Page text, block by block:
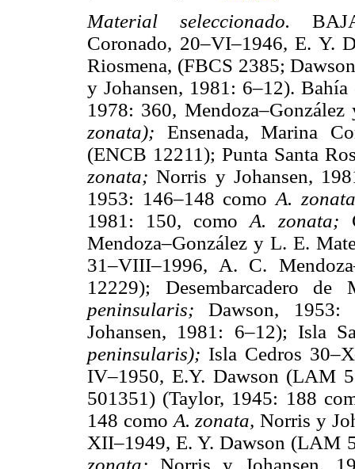
Material seleccionado.
Coronado, 20–VI–1946, E. Y.
Riosmena, (FBCS 2385;
y Johansen, 1981: 6–12).
1978: 360,
zonata); Ensenada, Marina
(ENCB 12211); Punta Santa
zonata;Norris y Johansen,
1953: 146–148 comoA.
1981: 150, comoA. zonata;
Mendoza–González y L. E.
31–VIII–1996, A. C.
12229); Desembarcadero
peninsularis;Dawson,
Johansen, 1981: 6–12); Isla
peninsularis); Isla Cedros
IV–1950, E.Y. Dawson (LAM
501351) (Taylor, 1945: 188
148 como A. zonata,Norris y
XII–1949, E. Y. Dawson (LAM
zonata; Norris y Johansen,